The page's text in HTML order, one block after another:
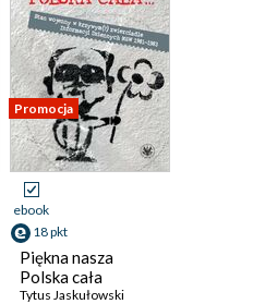
Promocja
ebook
18 pkt
Piękna nasza
Polska cała
Tytus Jaskułowski